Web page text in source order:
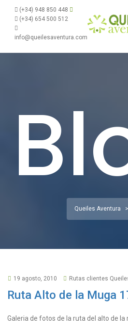
(+34) 948 850 448
(+34) 654 500 512
info@queilesaventura.com
Queiles Aventura >
19 agosto, 2010 Rutas clientes
Ruta Alto de la Muga
Galeria de fotos de la ruta del alto de